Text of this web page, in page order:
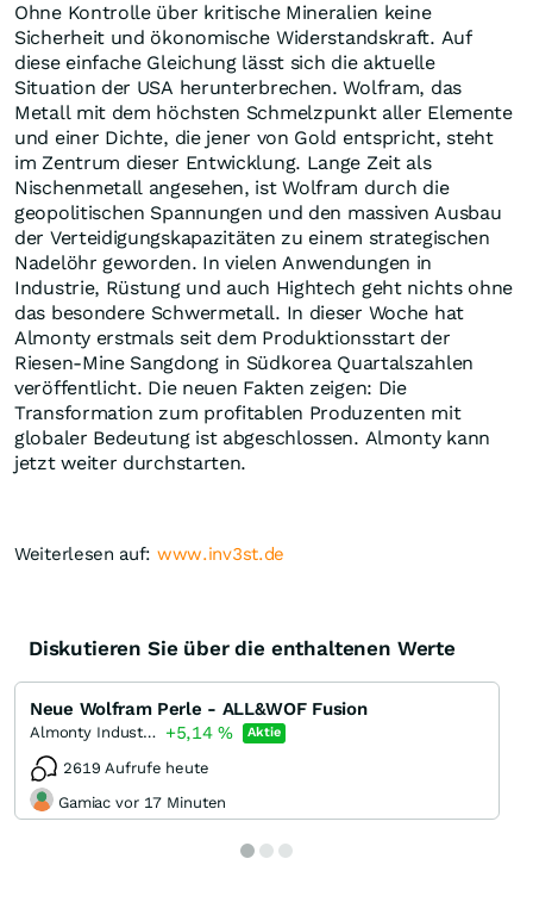
Ohne Kontrolle über kritische Mineralien keine
Sicherheit und ökonomische Widerstandskraft. Auf
diese einfache Gleichung lässt sich die aktuelle
Situation der USA herunterbrechen. Wolfram, das
Metall mit dem höchsten Schmelzpunkt aller Elemente
und einer Dichte, die jener von Gold entspricht, steht
im Zentrum dieser Entwicklung. Lange Zeit als
Nischenmetall angesehen, ist Wolfram durch die
geopolitischen Spannungen und den massiven Ausbau
der Verteidigungskapazitäten zu einem strategischen
Nadelöhr geworden. In vielen Anwendungen in
Industrie, Rüstung und auch Hightech geht nichts ohne
das besondere Schwermetall. In dieser Woche hat
Almonty erstmals seit dem Produktionsstart der
Riesen-Mine Sangdong in Südkorea Quartalszahlen
veröffentlicht. Die neuen Fakten zeigen: Die
Transformation zum profitablen Produzenten mit
globaler Bedeutung ist abgeschlossen. Almonty kann
jetzt weiter durchstarten.
Weiterlesen auf: www.inv3st.de
Diskutieren Sie über die enthaltenen Werte
Neue Wolfram Perle - ALL&WOF Fusion
Almonty Industries +5,14% Aktie
2619 Aufrufe heute
Gamiac vor 17 Minuten